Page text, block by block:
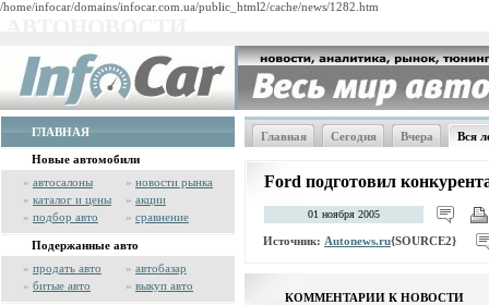
/home/infocar/domains/infocar.com.ua/public_html2/cache/news/1282.htm
ГЛАВНАЯ
Новые автомобили
» автосалоны » новости рынка
» каталог и цены » акции
» подбор авто » сравнение
Подержанные авто
» продать авто » автобазар
» битые авто » выкуп авто
Главная Сегодня Вчера Вся
Ford подготовил
01 ноября 2005
Источник: Autonews.ru{SOURCE2}
КОММЕНТАРИИ К НОВОСТИ